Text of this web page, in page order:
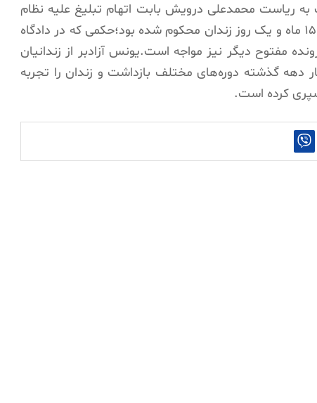
ریاست محمدعلی درویش بابت اتهام تبلیغ علیه نظام
به ۷ ماه و ۱۶ روز و بابت توهین به خامنه ای به ۱۵ ماه و یک روز زندان محکوم شده بود؛حکمی که در دادگاه
مفتوح دیگر نیز مواجه است.یونس آزادبر از زندانیان
گذشته دوره‌های مختلف بازداشت و زندان را تجربه
کرده است.